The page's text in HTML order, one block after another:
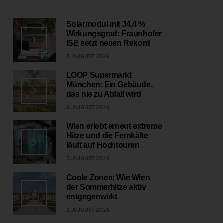
1
Solarmodul mit 34,4 %
Wirkungsgrad: Fraunhofer
ISE setzt neuen Rekord
7. AUGUST 2026
2
LOOP Supermarkt
München: Ein Gebäude,
das nie zu Abfall wird
6. AUGUST 2026
3
Wien erlebt erneut extreme
Hitze und die Fernkälte
läuft auf Hochtouren
5. AUGUST 2026
4
Coole Zonen: Wie Wien
der Sommerhitze aktiv
entgegenwirkt
3. AUGUST 2026